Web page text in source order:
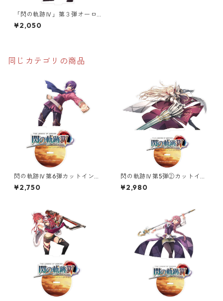
「閃の軌跡Ⅳ」第３弾オーロ
ラアクリルスタンド
¥2,050
同じカテゴリの商品
閃の軌跡Ⅳ第6弾カットインイ
ラストオーロラアクリルスタ
ンド
¥2,750
閃の軌跡Ⅳ第5弾②カットイン
イラストオーロラアクリルス
タンド
¥2,980